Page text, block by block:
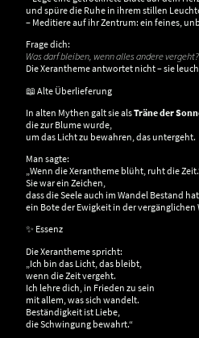
und spüre die Ruhe in ihrem stillen
– Meditiere auf ihr Zentrum: ein feines,
Frage dich:
Was darf bleiben, wenn alles andere vergeht?
Die Xerantheme antwortet nicht – sie
📖 Alte Überlieferung
In alten Mythen galt sie alsTräne der
die zur Blume wurde,
um das Licht zu bewahren, das untergeht.
Man sagte:
„Wenn die Xerantheme blüht, ruht die
Sie war ein Zeichen,
dass die Seele auch im Wandel Bestand
ein Bote der Ewigkeit in der vergänglichen
✨ Essenz
Die Xerantheme spricht:
„Ich bin das Licht, das bleibt,
wenn die Zeit vergeht.
Ich lehre dich, in Frieden zu sein
mit allem, was sich wandelt.
Beständigkeit ist Liebe,
die Schwingung bewahrt.“